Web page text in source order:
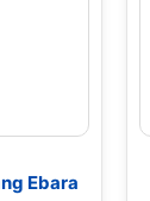
Ebara